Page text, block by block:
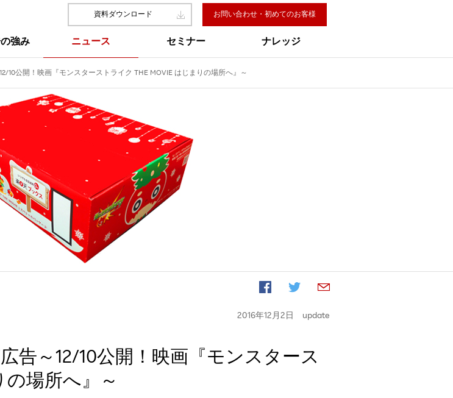
資料ダウンロード お問い合わせ・初めてのお客様
強み ニュース セミナー ナレッジ
10公開！映画『モンスターストライク THE MOVIE はじまりの場所へ』～
2016年12月2日 update
告～12/10公開！映画『モンスタース
の場所へ』～